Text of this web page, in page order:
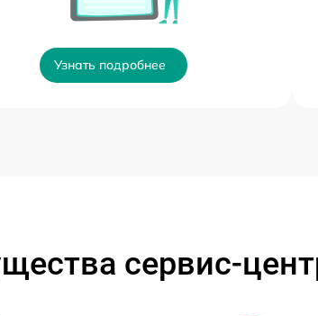
Узнать подробнее
сервис-